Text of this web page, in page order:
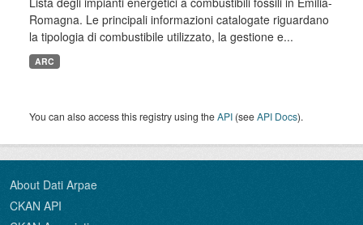
Romagna. Le principali informazioni catalogate riguardano
la tipologia di combustibile utilizzato, la gestione e...
ARC
You can also access this registry using theAPI (seeAPI Docs).
About Dati Arpae
CKAN API